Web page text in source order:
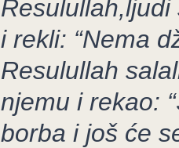
i rekli: “Nema
Resulullah
njemu i rekao:
borba i još će